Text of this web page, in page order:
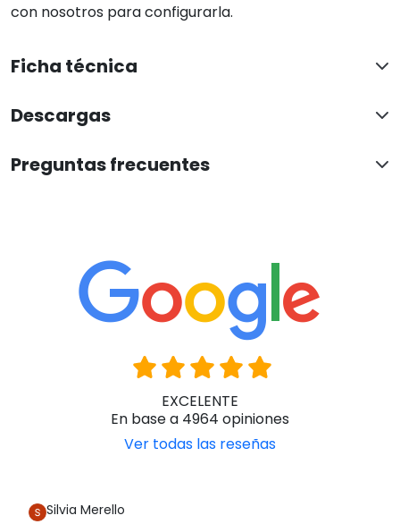
con nosotros para configurarla.
Ficha técnica
Descargas
Preguntas frecuentes
EXCELENTE
En base a 4964 opiniones
Ver todas las reseñas
Silvia Merello